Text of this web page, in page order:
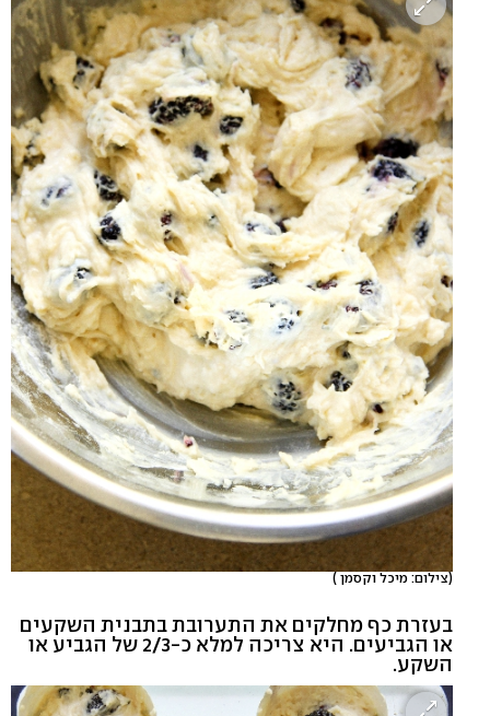
(צילום: מיכל וקסמן )
בעזרת כף מחלקים את התערובת בתבנית השקעים
או הגביעים. היא צריכה למלא כ-2/3 של הגביע או
השקע.